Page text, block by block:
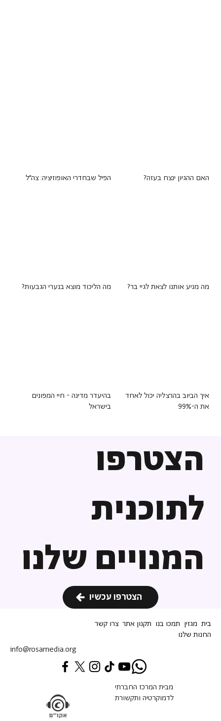
הצטרפו
לתוכנית
המנויים שלנו
הצטרפו עכשיו
האם ההגיון ינצח בעזה? הפיל שבחדרי האופוזיציה: צה"ל
מה מניע אותנו לצאת לגיי בר? מה הליכוד מוצא בנערי הגבעות?
איך הביוב בהרצליה יכול לאחד
את ה-99%
בהיעדר מדינה - חיי המפונים
בישראל
info@rosamedia.org
בית מגזין תמכו בנו תקנון אתר צרו קשר
החנות שלנו
מבית המרכז החברתי
לדמוקרטיה ותקשורת